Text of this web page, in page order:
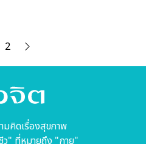
2
มคิดเรื่องสุขภาพ
" ที่หมายถึง "กาย"